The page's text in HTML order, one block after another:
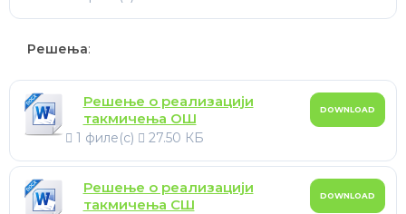
Решења:
Решење о реализацији
такмичења ОШ
1 филе(с) 27.50 КБ
DOWNLOAD
Решење о реализацији
такмичења СШ
DOWNLOAD